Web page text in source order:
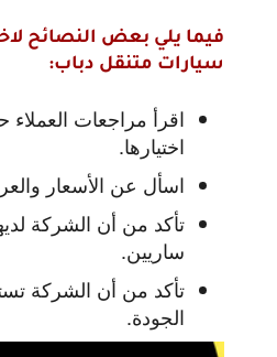
فيما يلي بعض النصائح
سيارات متنقل دباب:
اقرأ مراجعات
اختيارها.
اسأل عن الأسعار
تأكد من أن الشركة
ساريين.
تأكد من أن الشركة
الجودة.